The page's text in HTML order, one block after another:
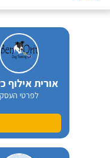
אורית אילוף
לפרטי העסק